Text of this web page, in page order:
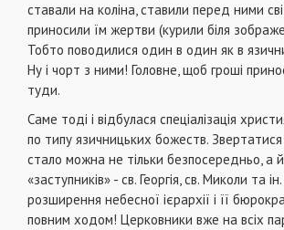
ставали на коліна, ставили перед ними
приносили їм жертви (курили біля
Тобто поводилися один в один як в
Ну і чорт з ними! Головне, щоб гроші
туди.
Саме тоді і відбулася спеціалізація
по типу язичницьких божеств.
стало можна не тільки безпосередньо, а
«заступників» - св. Георгія, св. Миколи та
розширення небесної ієрархії і її
повним ходом! Церковники вже на всіх